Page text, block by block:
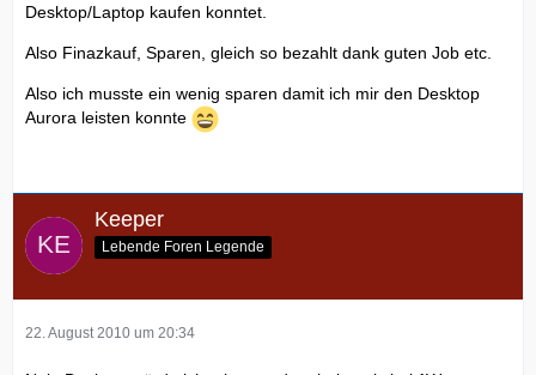
Desktop/Laptop kaufen konntet.
Also Finazkauf, Sparen, gleich so bezahlt dank guten Job etc.
Also ich musste ein wenig sparen damit ich mir den Desktop
Aurora leisten konnte
Keeper
Lebende Foren Legende
22. August 2010 um 20:34